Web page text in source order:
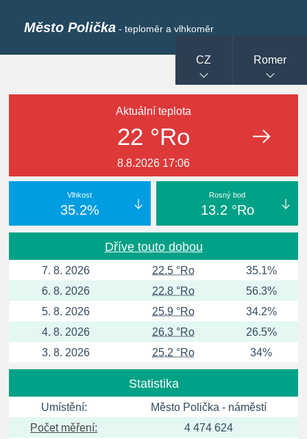
Město Polička - teploměr a vlhkoměr
CZ Romer
Aktuální teplota
22 °Ro
8.8.2026 17:06
Vlhkost
35.2%
Rosný bod
13.2 °Ro
Dříve touto dobou
7. 8. 2026 22.5 °Ro
35.1%
6. 8. 2026
22.8 °Ro
56.3%
5. 8. 2026
25.9 °Ro
34.2%
4. 8. 2026
26.3 °Ro
26.5%
3. 8. 2026
25.2 °Ro 34%
Statistika
Umístění:
Město Polička - náměstí
Počet měření:
4 474 624